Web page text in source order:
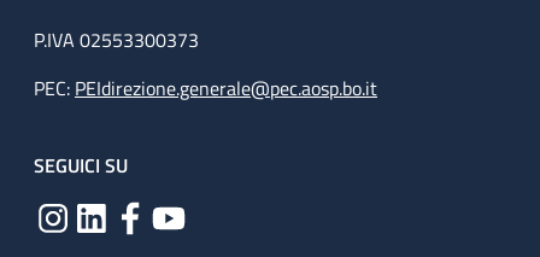
P.IVA 02553300373
PEC: PEIdirezione.generale@pec.aosp.bo.it
SEGUICI SU